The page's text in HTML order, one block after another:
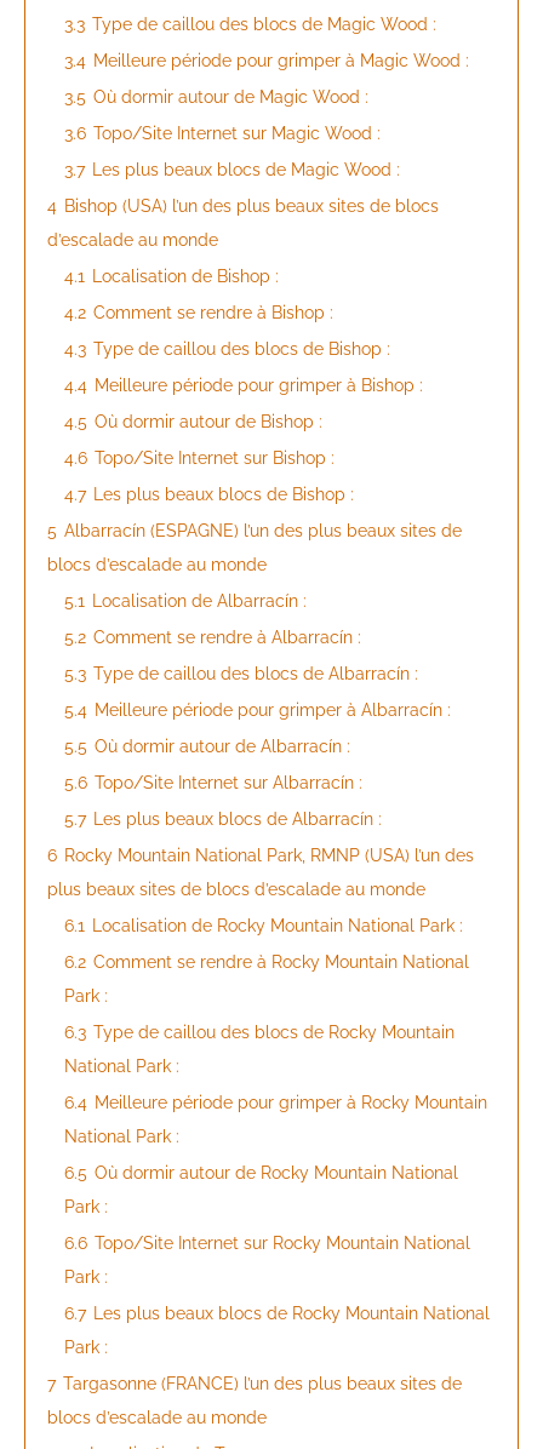
3.3 Type de caillou des blocs de Magic Wood :
3.4 Meilleure période pour grimper à Magic Wood :
3.5 Où dormir autour de Magic Wood :
3.6 Topo/Site Internet sur Magic Wood :
3.7
Les plus beaux blocs de Magic Wood :
4 Bishop (USA) l’un des plus beaux sites de blocs
d’escalade au monde
4.1
Localisation de Bishop :
4.2 Comment se rendre à Bishop :
4.3 Type de caillou des blocs de Bishop :
4.4 Meilleure période pour grimper à Bishop :
4.5 Où dormir autour de Bishop :
4.6 Topo/Site Internet sur Bishop :
4.7
Les plus beaux blocs de Bishop :
5 Albarracín (ESPAGNE) l’un des plus beaux sites de
blocs d’escalade au monde
5.1
Localisation de Albarracín :
5.2 Comment se rendre à Albarracín :
5.3 Type de caillou des blocs de Albarracín :
5.4 Meilleure période pour grimper à Albarracín :
5.5 Où dormir autour de Albarracín :
5.6 Topo/Site Internet sur Albarracín :
5.7
Les plus beaux blocs de Albarracín :
6 Rocky Mountain National Park, RMNP (USA) l’un des
plus beaux sites de blocs d’escalade au monde
6.1
Localisation de Rocky Mountain National Park :
6.2 Comment se rendre à Rocky Mountain National
Park :
6.3 Type de caillou des blocs de Rocky Mountain
National Park :
6.4 Meilleure période pour grimper à Rocky Mountain
National Park :
6.5 Où dormir autour de Rocky Mountain National
Park :
6.6 Topo/Site Internet sur Rocky Mountain National
Park :
6.7
Les plus beaux blocs de Rocky Mountain National
Park :
7 Targasonne (FRANCE) l’un des plus beaux sites de
blocs d’escalade au monde